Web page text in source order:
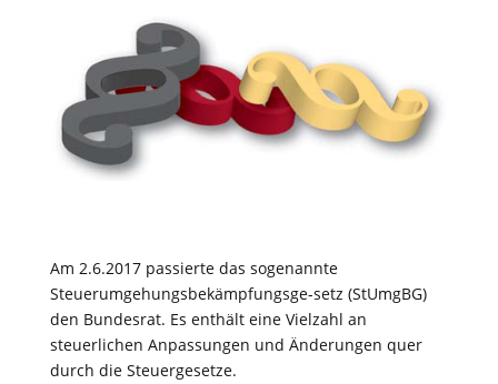
Am 2.6.2017 passierte das sogenannte
Steuerumgehungsbekämpfungsge-setz (StUmgBG)
den Bundesrat. Es enthält eine Vielzahl an
steuerlichen Anpassungen und Änderungen quer
durch die Steuergesetze.